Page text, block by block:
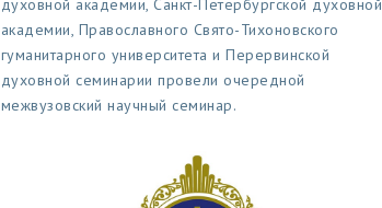
духовной академии, Санкт-Петербургской духовной
академии, Православного Свято-Тихоновского
гуманитарного университета и Перервинской
духовной семинарии провели очередной
межвузовский научный семинар.